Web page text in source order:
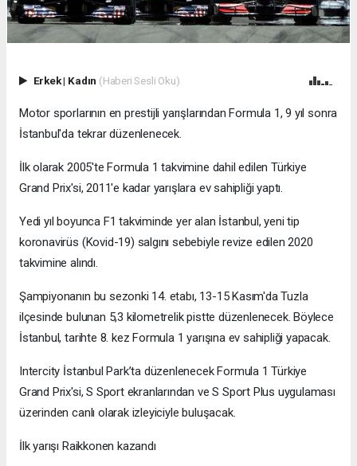
Erkek| Kadın (Haberi Sesli Oku)
Motor sporlarının en prestijli yarışlarından Formula 1, 9 yıl sonra
İstanbul'da tekrar düzenlenecek.
İlk olarak 2005'te Formula 1 takvimine dahil edilen Türkiye
Grand Prix'si, 2011'e kadar yarışlara ev sahipliği yaptı.
Yedi yıl boyunca F1 takviminde yer alan İstanbul, yeni tip
koronavirüs (Kovid-19) salgını sebebiyle revize edilen 2020
takvimine alındı.
Şampiyonanın bu sezonki 14. etabı, 13-15 Kasım'da Tuzla
ilçesinde bulunan 5,3 kilometrelik pistte düzenlenecek. Böylece
İstanbul, tarihte 8. kez Formula 1 yarışına ev sahipliği yapacak.
Intercity İstanbul Park’ta düzenlenecek Formula 1 Türkiye
Grand Prix'si, S Sport ekranlarından ve S Sport Plus uygulaması
üzerinden canlı olarak izleyiciyle buluşacak.
İlk yarışı Raikkonen kazandı